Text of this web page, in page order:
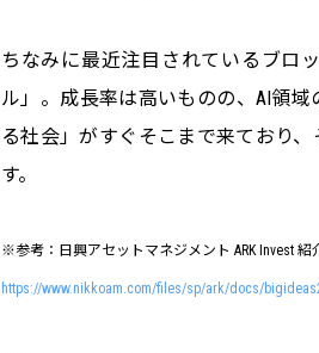
ちなみに最近注目されているブロ
ル」。成長率は高いものの、AI領
る社会」がすぐそこまで来ており
す。
※参考：日興アセットマネジメント ARK Invest 紹
https://www.nikkoam.com/files/sp/ark/docs/